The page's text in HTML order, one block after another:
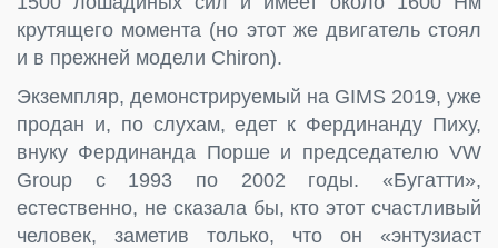
крутящего момента (но этот же двигатель стоял
и в прежней модели Chiron).
Экземпляр, демонстрируемый на GIMS 2019, уже
продан и, по слухам, едет к Фердинанду Пиху,
внуку Фердинанда Порше и председателю VW
Group с 1993 по 2002 годы. «Бугатти»,
естественно, не сказала бы, кто этот счастливый
человек, заметив только, что он «энтузиаст